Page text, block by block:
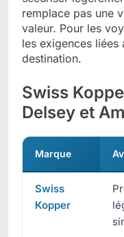
remplace pas une
valeur. Pour les
les exigences liées
destination.
Swiss
Delsey et
Marque
Swiss
Kopper